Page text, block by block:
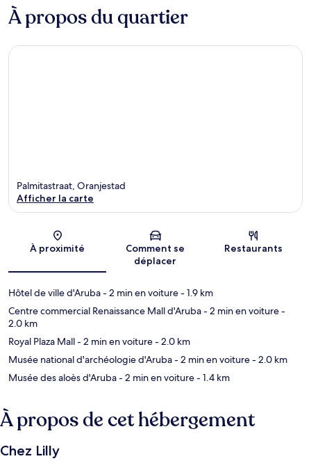
À propos du quartier
Carte
Palmitastraat, Oranjestad
Afficher la carte
À proximité
Comment se
déplacer
Restaurants
Hôtel de ville d'Aruba- 2 min en voiture- 1.9 km
Centre commercial Renaissance Mall d'Aruba- 2 min en voiture-
2.0 km
Royal Plaza Mall- 2 min en voiture- 2.0 km
Musée national d'archéologie d'Aruba- 2 min en voiture- 2.0 km
Musée des aloès d'Aruba- 2 min en voiture- 1.4 km
À propos de cet hébergement
Chez Lilly